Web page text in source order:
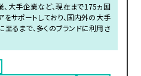
大手企業など、現在まで175ヵ国
サポートしており、国内外の大手
るまで、多くのブランドに利用さ